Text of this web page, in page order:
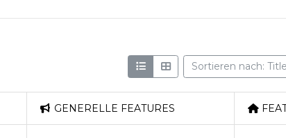
Sortieren nach:
GENERELLE FEATURES